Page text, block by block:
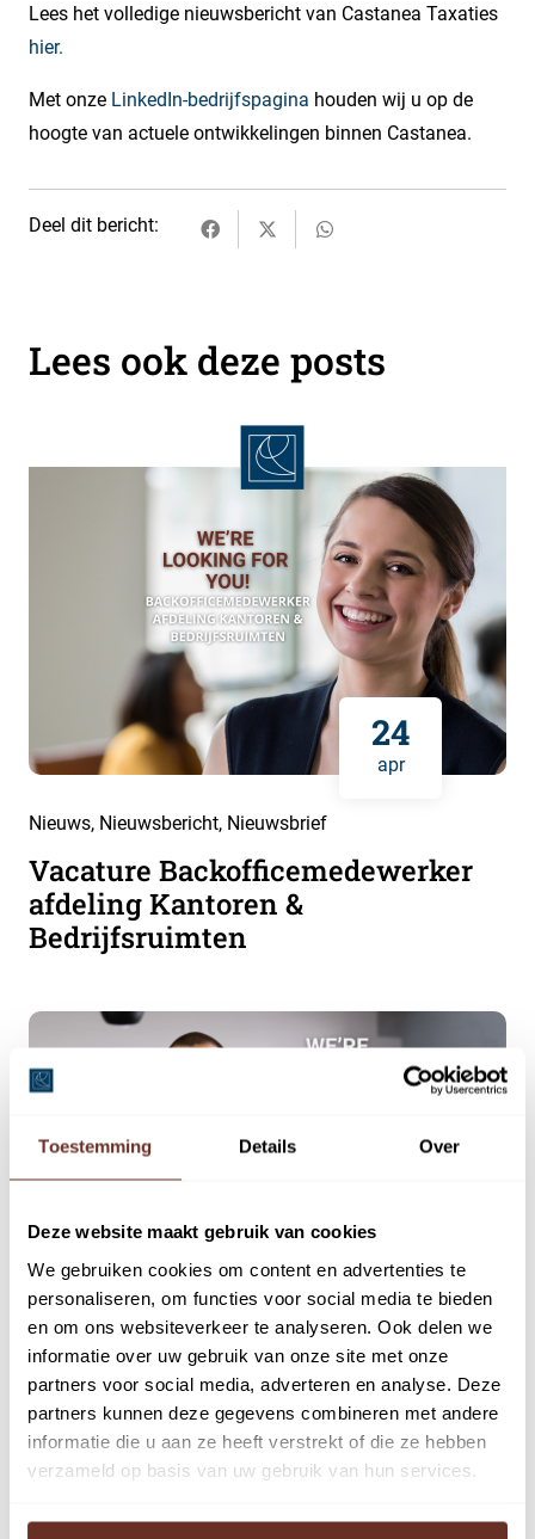
Toestemming Details Over
Deze website maakt gebruik van cookies
We gebruiken cookies om content en advertenties te
personaliseren, om functies voor social media te bieden
en om ons websiteverkeer te analyseren. Ook delen we
informatie over uw gebruik van onze site met onze
partners voor social media, adverteren en analyse. Deze
partners kunnen deze gegevens combineren met andere
informatie die u aan ze heeft verstrekt of die ze hebben
verzameld op basis van uw gebruik van hun services.
Lees het volledige nieuwsbericht van Castanea Taxaties
hier.
Met onze LinkedIn-bedrijfspagina houden wij u op de
hoogte van actuele ontwikkelingen binnen Castanea.
Deel dit bericht:
Lees ook deze posts
24
apr
Nieuws, Nieuwsbericht, Nieuwsbrief
Vacature Backofficemedewerker
afdeling Kantoren &
Bedrijfsruimten
27
jan
Nieuwsbericht,Nieuws,Nieuwsbrief
Vacature Ondernemend